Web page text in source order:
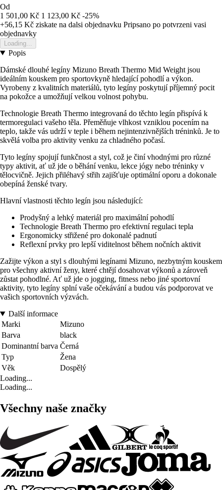
Od
1 501,00 Kč 1 123,00 Kč -25%
+56,15 Kč ziskate na dalsi objednavku Pripsano po potvrzeni vasi
objednavky
Loading...
Popis
Dámské dlouhé legíny Mizuno Breath Thermo Mid Weight jsou
ideálním kouskem pro sportovkyně hledající pohodlí a výkon.
Vyrobeny z kvalitních materiálů, tyto legíny poskytují příjemný pocit
na pokožce a umožňují velkou volnost pohybu.
Technologie Breath Thermo integrovaná do těchto legín přispívá k
termoregulaci vašeho těla. Přeměňuje vlhkost vzniklou pocením na
teplo, takže vás udrží v teple i během nejintenzivnějších tréninků. Je to
skvělá volba pro aktivity venku za chladného počasí.
Tyto legíny spojují funkčnost a styl, což je činí vhodnými pro různé
typy aktivit, ať už jde o běhání venku, lekce jógy nebo tréninky v
tělocvičně. Jejich přiléhavý střih zajišťuje optimální oporu a dokonale
obepíná ženské tvary.
Hlavní vlastnosti těchto legín jsou následující:
Prodyšný a lehký materiál pro maximální pohodlí
Technologie Breath Thermo pro efektivní regulaci tepla
Ergonomicky střižené pro dokonalé padnutí
Reflexní prvky pro lepší viditelnost během nočních aktivit
Zažijte výkon a styl s dlouhými legínami Mizuno, nezbytným kouskem
pro všechny aktivní ženy, které chtějí dosahovat výkonů a zároveň
zůstat pohodlné. Ať už jde o jogging, fitness nebo jiné sportovní
aktivity, tyto legíny splní vaše očekávání a budou vás podporovat ve
vašich sportovních výzvách.
Další informace
Marki
Mizuno
Barva
black
Dominantní barva Černá
Typ
Žena
Věk
Dospělý
Loading...
Loading...
Všechny naše značky